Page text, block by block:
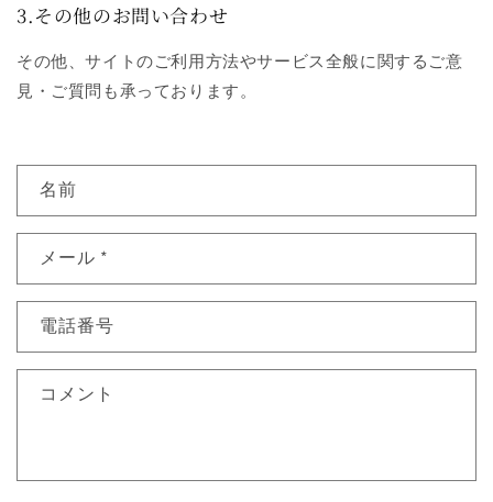
3.その他のお問い合わせ
その他、サイトのご利用方法やサービス全般に関するご意
見・ご質問も承っております。
い
わ
フ
ォ
名前
メール *
電話番号
コメント